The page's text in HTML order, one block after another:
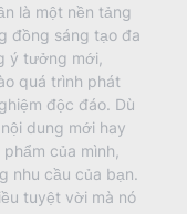
là một nền tảng
đồng sáng tạo đa
ý tưởng mới,
quá trình phát
độc đáo. Dù
dung mới hay
của mình,
nhu cầu của bạn.
tuyệt vời mà nó